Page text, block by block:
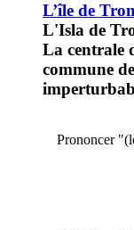
L’île de
L'Isla de
La centrale
commune
Prononcer